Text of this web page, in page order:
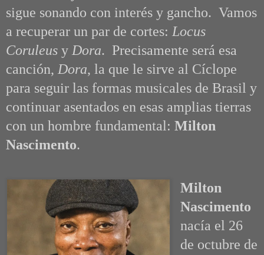
sigue sonando con interés y gancho. Vamos
a recuperar un par de cortes: Locus
Coruleus y Dora. Precisamente será esa
canción, Dora, la que le sirve al Cíclope
para seguir las formas musicales de Brasil y
continuar asentados en esas amplias tierras
con un hombre fundamental: Milton
Nascimento.
Milton
Nascimento
nacía el 26
de octubre de